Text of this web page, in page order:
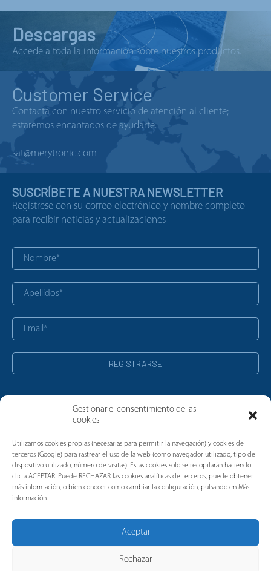
Gestionar el consentimiento de las
cookies
Utilizamos cookies propias (necesarias para permitir la navegación) y cookies de
terceros (Google) para rastrear el uso de la web (como navegador utilizado, tipo de
dispositivo utilizado, número de visitas). Estas cookies solo se recopilarán haciendo
clic a ACEPTAR. Puede RECHAZAR las cookies analíticas de terceros, puede obtener
más información, o bien conocer como cambiar la configuración, pulsando en Más
información.
Aceptar
Rechazar
Descargas
Accede a toda la información sobre nuestros productos.
Customer Service
Contacta con nuestro servicio de atención al cliente;
estaremos encantados de ayudarte.
sat@merytronic.com
SUSCRÍBETE A NUESTRA NEWSLETTER
Regístrese con su correo electrónico y nombre completo
para recibir noticias y actualizaciones
Noticias